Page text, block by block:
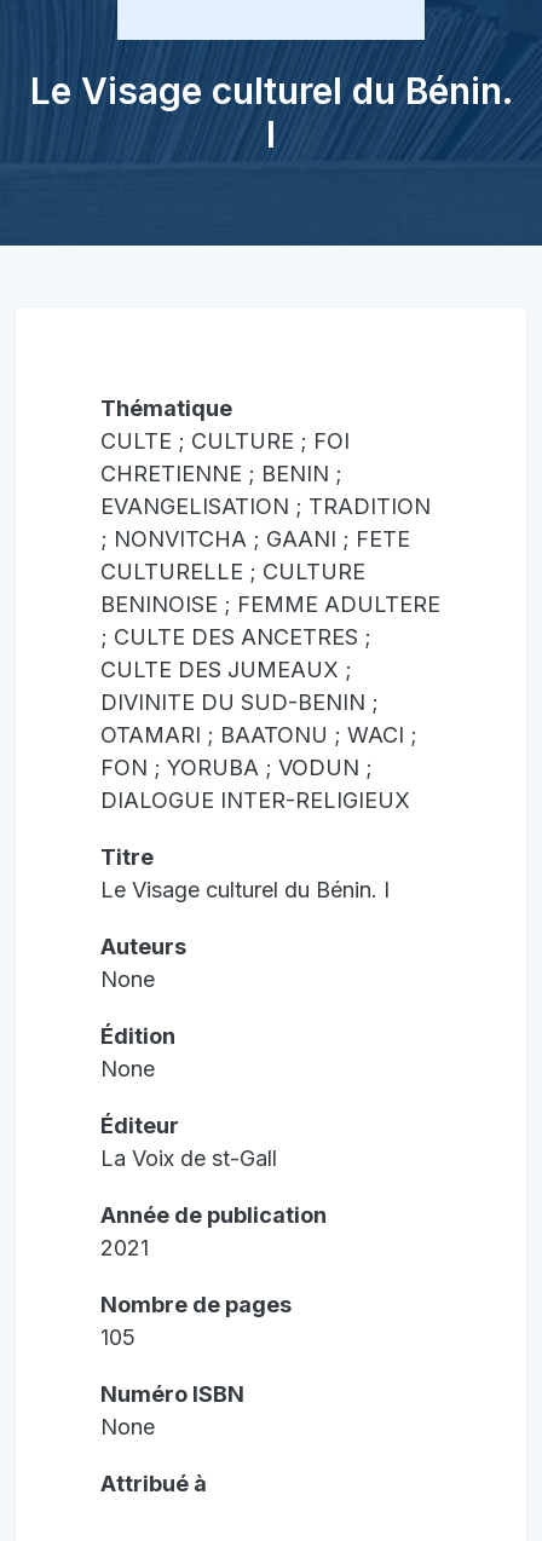
Le Visage culturel du Bénin.
I
Thématique
CULTE ; CULTURE ; FOI
CHRETIENNE ; BENIN ;
EVANGELISATION ; TRADITION
; NONVITCHA ; GAANI ; FETE
CULTURELLE ; CULTURE
BENINOISE ; FEMME ADULTERE
; CULTE DES ANCETRES ;
CULTE DES JUMEAUX ;
DIVINITE DU SUD-BENIN ;
OTAMARI ; BAATONU ; WACI ;
FON ; YORUBA ; VODUN ;
DIALOGUE INTER-RELIGIEUX
Titre
Le Visage culturel du Bénin. I
Auteurs
None
Édition
None
Éditeur
La Voix de st-Gall
Année de publication
2021
Nombre de pages
105
Numéro ISBN
None
Attribué à